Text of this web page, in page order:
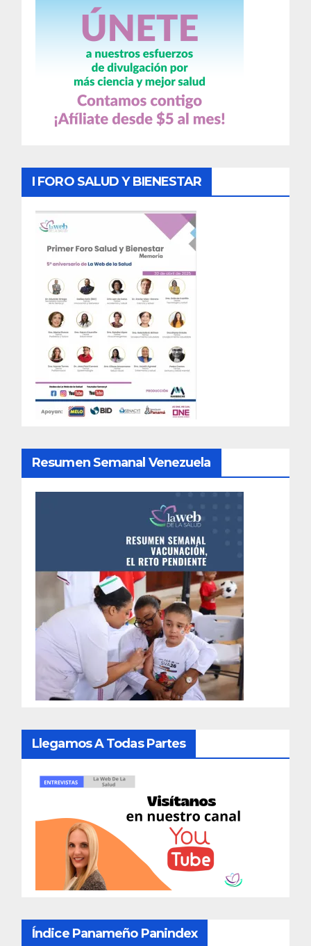
I FORO SALUD Y BIENESTAR
Resumen Semanal Venezuela
Llegamos A Todas Partes
Índice Panameño Panindex